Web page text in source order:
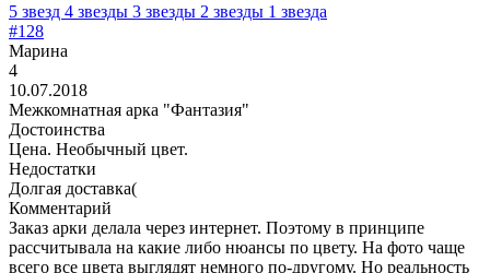
5 звезд 4 звезды 3 звезды 2 звезды 1 звезда
#128
Марина
4
10.07.2018
Межкомнатная арка "Фантазия"
Достоинства
Цена. Необычный цвет.
Недостатки
Долгая доставка(
Комментарий
Заказ арки делала через интернет. Поэтому в принципе
рассчитывала на какие либо нюансы по цвету. На фото чаще
всего все цвета выглядят немного по-другому. Но реальность